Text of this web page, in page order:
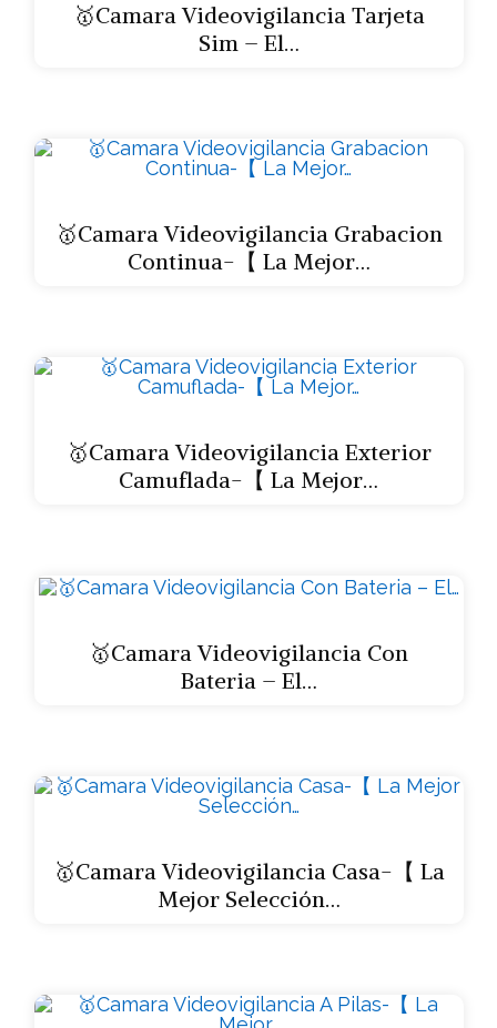
🥇Camara Videovigilancia Tarjeta
Sim – El…
🥇Camara Videovigilancia Grabacion
Continua-【 La Mejor…
🥇Camara Videovigilancia Exterior
Camuflada-【 La Mejor…
🥇Camara Videovigilancia Con
Bateria – El…
🥇Camara Videovigilancia Casa-【 La
Mejor Selección…